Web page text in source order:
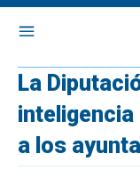
La
inteligencia
a los